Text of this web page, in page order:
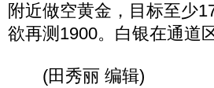
附近做空黄金，目标至少
欲再测1900。白银在通道
(田秀丽 编辑)